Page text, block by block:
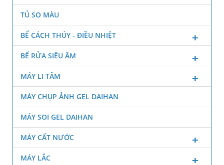
TỦ SO MÀU
BỂ CÁCH THỦY - ĐIỀU NHIỆT
BỂ RỬA SIÊU ÂM
MÁY LI TÂM
MÁY CHỤP ẢNH GEL DAIHAN
MÁY SOI GEL DAIHAN
MÁY CẤT NƯỚC
MÁY LẮC